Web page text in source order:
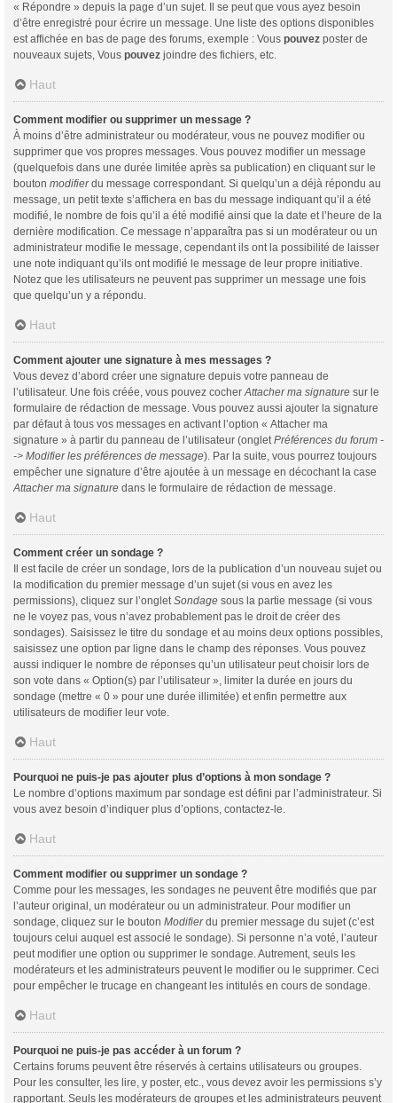
« Répondre » depuis la page d’un sujet. Il se peut que vous ayez besoin
d’être enregistré pour écrire un message. Une liste des options disponibles
est affichée en bas de page des forums, exemple : Vous pouvez poster de
nouveaux sujets, Vous pouvez joindre des fichiers, etc.
Haut
Comment modifier ou supprimer un message ?
À moins d’être administrateur ou modérateur, vous ne pouvez modifier ou
supprimer que vos propres messages. Vous pouvez modifier un message
(quelquefois dans une durée limitée après sa publication) en cliquant sur le
bouton modifierdu message correspondant. Si quelqu’un a déjà répondu au
message, un petit texte s’affichera en bas du message indiquant qu’il a été
modifié, le nombre de fois qu’il a été modifié ainsi que la date et l’heure de la
dernière modification. Ce message n’apparaîtra pas si un modérateur ou un
administrateur modifie le message, cependant ils ont la possibilité de laisser
une note indiquant qu’ils ont modifié le message de leur propre initiative.
Notez que les utilisateurs ne peuvent pas supprimer un message une fois
que quelqu’un y a répondu.
Haut
Comment ajouter une signature à mes messages ?
Vous devez d’abord créer une signature depuis votre panneau de
l’utilisateur. Une fois créée, vous pouvez cocherAttacher ma signature sur le
formulaire de rédaction de message. Vous pouvez aussi ajouter la signature
par défaut à tous vos messages en activant l’option « Attacher ma
signature » à partir du panneau de l’utilisateur (ongletPréférences du forum -
-> Modifier les préférences de message). Par la suite, vous pourrez toujours
empêcher une signature d’être ajoutée à un message en décochant la case
Attacher ma signature dans le formulaire de rédaction de message.
Haut
Comment créer un sondage ?
Il est facile de créer un sondage, lors de la publication d’un nouveau sujet ou
la modification du premier message d’un sujet (si vous en avez les
permissions), cliquez sur l’ongletSondage sous la partie message (si vous
ne le voyez pas, vous n’avez probablement pas le droit de créer des
sondages). Saisissez le titre du sondage et au moins deux options possibles,
saisissez une option par ligne dans le champ des réponses. Vous pouvez
aussi indiquer le nombre de réponses qu’un utilisateur peut choisir lors de
son vote dans « Option(s) par l’utilisateur », limiter la durée en jours du
sondage (mettre « 0 » pour une durée illimitée) et enfin permettre aux
utilisateurs de modifier leur vote.
Haut
Pourquoi ne puis-je pas ajouter plus d’options à mon sondage ?
Le nombre d’options maximum par sondage est défini par l’administrateur. Si
vous avez besoin d’indiquer plus d’options, contactez-le.
Haut
Comment modifier ou supprimer un sondage ?
Comme pour les messages, les sondages ne peuvent être modifiés que par
l’auteur original, un modérateur ou un administrateur. Pour modifier un
sondage, cliquez sur le bouton Modifierdu premier message du sujet (c’est
toujours celui auquel est associé le sondage). Si personne n’a voté, l’auteur
peut modifier une option ou supprimer le sondage. Autrement, seuls les
modérateurs et les administrateurs peuvent le modifier ou le supprimer. Ceci
pour empêcher le trucage en changeant les intitulés en cours de sondage.
Haut
Pourquoi ne puis-je pas accéder à un forum ?
Certains forums peuvent être réservés à certains utilisateurs ou groupes.
Pour les consulter, les lire, y poster, etc., vous devez avoir les permissions s’y
rapportant. Seuls les modérateurs de groupes et les administrateurs peuvent